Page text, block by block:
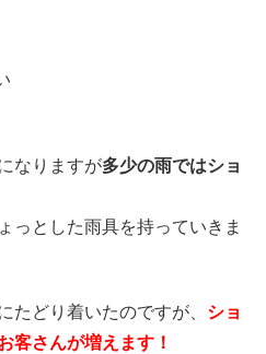
なりますが多少の雨ではショ
っとした雨具を持っていきま
たどり着いたのですが、 ショ
客さんが増えます！